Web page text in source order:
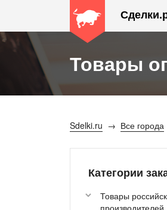
Товары
Sdelki.ru Все города
Категории
Товары
производителей